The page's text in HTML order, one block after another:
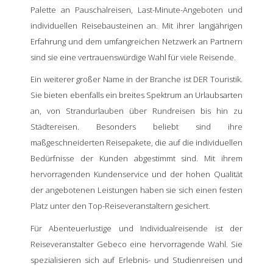
Palette an Pauschalreisen, Last-Minute-Angeboten und
individuellen Reisebausteinen an. Mit ihrer langjährigen
Erfahrung und dem umfangreichen Netzwerk an Partnern
sind sie eine vertrauenswürdige Wahl für viele Reisende.
Ein weiterer großer Name in der Branche ist DER Touristik.
Sie bieten ebenfalls ein breites Spektrum an Urlaubsarten
an, von Strandurlauben über Rundreisen bis hin zu
Städtereisen. Besonders beliebt sind ihre
maßgeschneiderten Reisepakete, die auf die individuellen
Bedürfnisse der Kunden abgestimmt sind. Mit ihrem
hervorragenden Kundenservice und der hohen Qualität
der angebotenen Leistungen haben sie sich einen festen
Platz unter den Top-Reiseveranstaltern gesichert.
Für Abenteuerlustige und Individualreisende ist der
Reiseveranstalter Gebeco eine hervorragende Wahl. Sie
spezialisieren sich auf Erlebnis- und Studienreisen und